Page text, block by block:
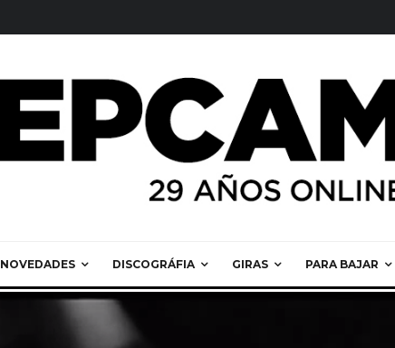
NOVEDADES DISCOGRÁFIA GIRAS PARA BAJAR